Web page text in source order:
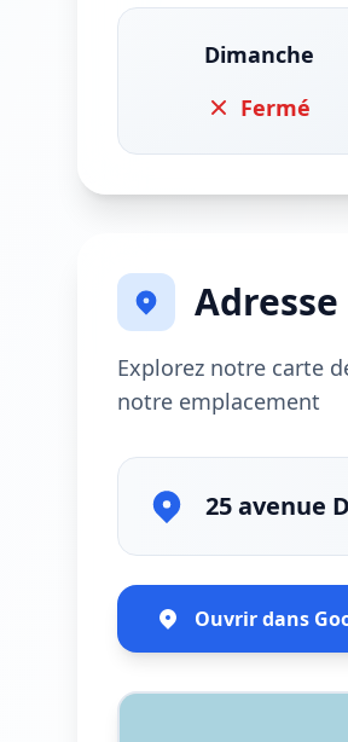
Dimanche
Fermé
Explorez notre carte
notre emplacement
25 avenue
Ouvrir dans